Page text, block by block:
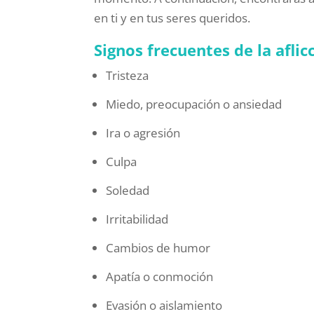
en ti y en tus seres queridos.
Signos frecuentes de la
Tristeza
Miedo, preocupación o ansiedad
Ira o agresión
Culpa
Soledad
Irritabilidad
Cambios de humor
Apatía o conmoción
Evasión o aislamiento